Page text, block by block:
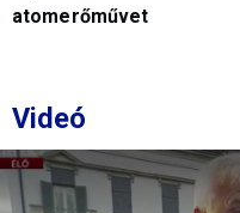
atomerőművet
Videó